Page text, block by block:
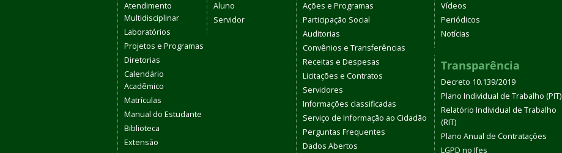
Atendimento
Multidisciplinar
Laboratórios
Projetos e Programas
Diretorias
Calendário
Acadêmico
Matrículas
Manual do Estudante
Biblioteca
Extensão
Aluno
Servidor
Ações e Programas
Participação Social
Auditorias
Convênios e Transferências
Receitas e Despesas
Licitações e Contratos
Servidores
Informações classificadas
Serviço de Informação ao Cidadão
Perguntas Frequentes
Dados Abertos
Vídeos
Periódicos
Notícias
Transparência
Decreto 10.139/2019
Plano Individual de Trabalho (PIT)
Relatório Individual de Trabalho
(RIT)
Plano Anual de Contratações
LGPD no Ifes